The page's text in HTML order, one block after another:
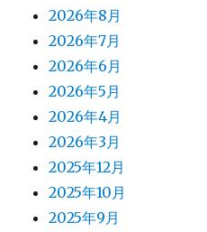
2026年8月
2026年7月
2026年6月
2026年5月
2026年4月
2026年3月
2025年12月
2025年10月
2025年9月